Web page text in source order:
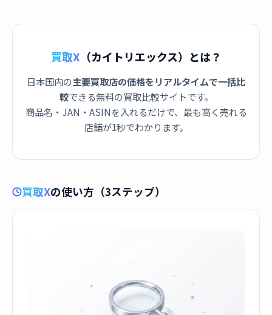
買取X （カイトリエックス）とは？
日本国内の主要買取店の価格をリアルタイムで一括比
較できる無料の買取比較サイトです。
商品名・JAN・ASINを入れるだけで、最も高く売れる
店舗が1秒でわかります。
買取Xの使い方（3ステップ）